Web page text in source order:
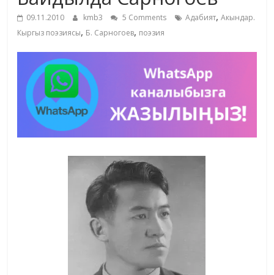
маданияты
жана
адабияты
09.11.2010 kmb3 5 Comments Адабият,Акындар.
Кыргыз поэзиясы, Б. Сарногоев, поэзия